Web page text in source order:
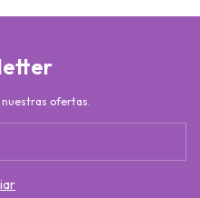
ofertas.